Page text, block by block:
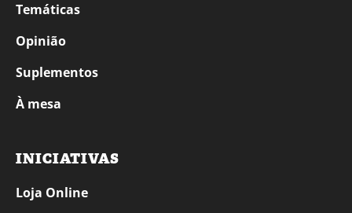
Temáticas
Opinião
Suplementos
À mesa
INICIATIVAS
Loja Online